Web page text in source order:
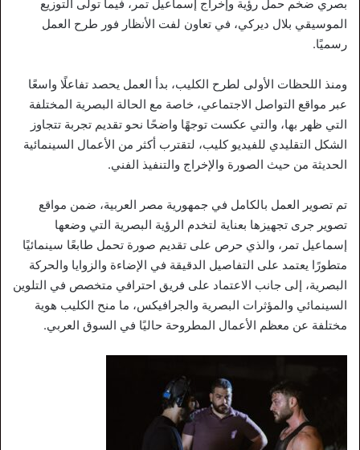
بصري ضخم حمل رؤية وإخراج إسماعيل تمر، فيما تولّى التوزيع
الموسيقي بلال ديركي، في تعاون لفت الأنظار فور طرح العمل
رسميًا.
ومنذ اللحظات الأولى لطرح الكليب، بدأ العمل يحصد تفاعلًا واسعًا
عبر مواقع التواصل الاجتماعي، خاصة مع الحالة البصرية المختلفة
التي ظهر بها، والتي عكست توجهًا واضحًا نحو تقديم تجربة تتجاوز
الشكل التقليدي للفيديو كليب، لتقترب أكثر من الأعمال السينمائية
الحديثة من حيث الصورة والإخراج والتنفيذ الفني.
تم تصوير العمل بالكامل في جمهورية مصر العربية، ضمن مواقع
تصوير جرى تجهيزها بعناية لتخدم الرؤية البصرية التي وضعها
إسماعيل تمر، والذي حرص على تقديم صورة تحمل طابعًا سينمائيًا
متطورًا يعتمد على التفاصيل الدقيقة في الإضاءة والزوايا والحركة
البصرية، إلى جانب الاعتماد على فريق احترافي متخصص في التلوين
السينمائي والمؤثرات البصرية والجرافيكس، ما منح الكليب هوية
مختلفة عن معظم الأعمال المطروحة حاليًا في السوق العربي.